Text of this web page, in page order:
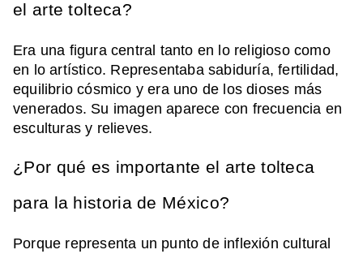
el arte tolteca?
Era una figura central tanto en lo religioso como
en lo artístico. Representaba sabiduría, fertilidad,
equilibrio cósmico y era uno de los dioses más
venerados. Su imagen aparece con frecuencia en
esculturas y relieves.
¿Por qué es importante el arte tolteca
para la historia de México?
Porque representa un punto de inflexión cultural